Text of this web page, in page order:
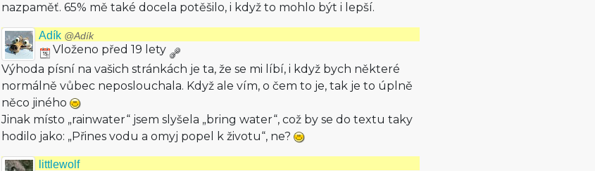
nazpaměť. 65% mě také docela potěšilo, i když to mohlo být i lepší.
Adík @Adík
Vloženo před 19 lety
Výhoda písní na vašich stránkách je ta, že se mi líbí, i když bych některé
normálně vůbec neposlouchala. Když ale vím, o čem to je, tak je to úplně
něco jiného
Jinak místo „rainwater“ jsem slyšela „bring water“, což by se do textu taky
hodilo jako: „Přines vodu a omyj popel k životu“, ne?
littlewolf